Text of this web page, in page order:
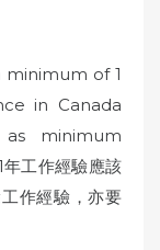
minimum of 1
in Canada
minimum
工作經驗應該
作經驗，亦要